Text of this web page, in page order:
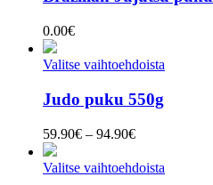
0.00€
Valitse vaihtoehdoista
Judo puku 550g
59.90€ – 94.90€Hintaluokka:
-
Valitse vaihtoehdoista